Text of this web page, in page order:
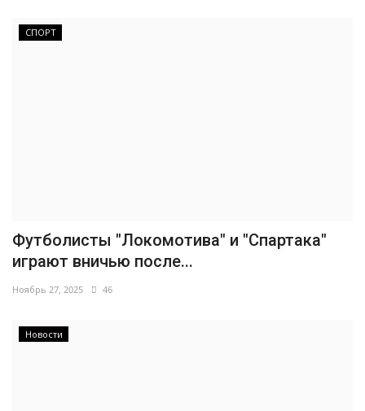
СПОРТ
Футболисты "Локомотива" и "Спартака"
играют вничью после...
Ноябрь 27, 2025 46
Новости